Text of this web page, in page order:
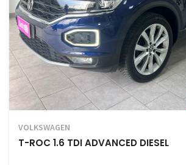
VOLKSWAGEN
T-ROC 1.6 TDI ADVANCED DIESEL